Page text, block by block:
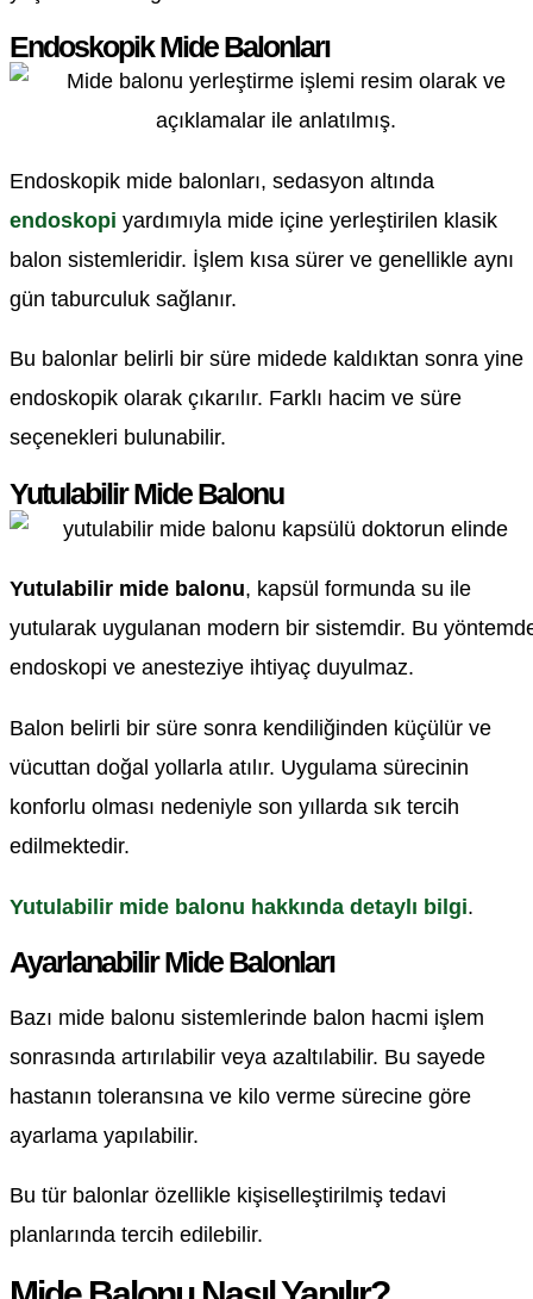
Endoskopik Mide Balonları
Endoskopik mide balonları, sedasyon altında
endoskopi yardımıyla mide içine yerleştirilen klasik
balon sistemleridir. İşlem kısa sürer ve genellikle aynı
gün taburculuk sağlanır.
Bu balonlar belirli bir süre midede kaldıktan sonra yine
endoskopik olarak çıkarılır. Farklı hacim ve süre
seçenekleri bulunabilir.
Yutulabilir Mide Balonu
Yutulabilir mide balonu, kapsül formunda su ile
yutularak uygulanan modern bir sistemdir. Bu
endoskopi ve anesteziye ihtiyaç duyulmaz.
Balon belirli bir süre sonra kendiliğinden küçülür ve
vücuttan doğal yollarla atılır. Uygulama sürecinin
konforlu olması nedeniyle son yıllarda sık tercih
edilmektedir.
Yutulabilir mide balonu hakkında detaylı bilgi.
Ayarlanabilir Mide Balonları
Bazı mide balonu sistemlerinde balon hacmi işlem
sonrasında artırılabilir veya azaltılabilir. Bu sayede
hastanın toleransına ve kilo verme sürecine göre
ayarlama yapılabilir.
Bu tür balonlar özellikle kişiselleştirilmiş tedavi
planlarında tercih edilebilir.